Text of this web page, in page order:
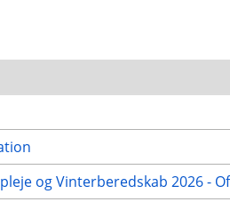
og Vinterberedskab 2026 -